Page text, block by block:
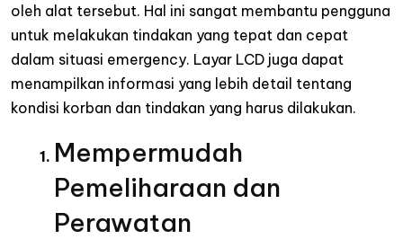
oleh alat tersebut. Hal ini sangat membantu pengguna
untuk melakukan tindakan yang tepat dan cepat
dalam situasi emergency. Layar LCD juga dapat
menampilkan informasi yang lebih detail tentang
kondisi korban dan tindakan yang harus dilakukan.
Mempermudah
Pemeliharaan dan
Perawatan